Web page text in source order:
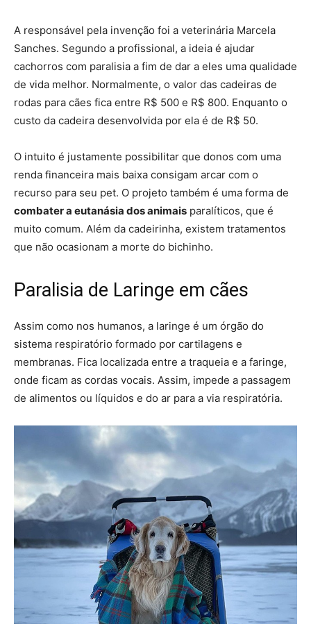
A responsável pela invenção foi a veterinária Marcela
Sanches. Segundo a profissional, a ideia é ajudar
cachorros com paralisia a fim de dar a eles uma qualidade
de vida melhor. Normalmente, o valor das cadeiras de
rodas para cães fica entre R$ 500 e R$ 800. Enquanto o
custo da cadeira desenvolvida por ela é de R$ 50.
O intuito é justamente possibilitar que donos com uma
renda financeira mais baixa consigam arcar com o
recurso para seu pet. O projeto também é uma forma de
combater a eutanásia dos animais paralíticos, que é
muito comum. Além da cadeirinha, existem tratamentos
que não ocasionam a morte do bichinho.
Paralisia de Laringe em cães
Assim como nos humanos, a laringe é um órgão do
sistema respiratório formado por cartilagens e
membranas. Fica localizada entre a traqueia e a faringe,
onde ficam as cordas vocais. Assim, impede a passagem
de alimentos ou líquidos e do ar para a via respiratória.